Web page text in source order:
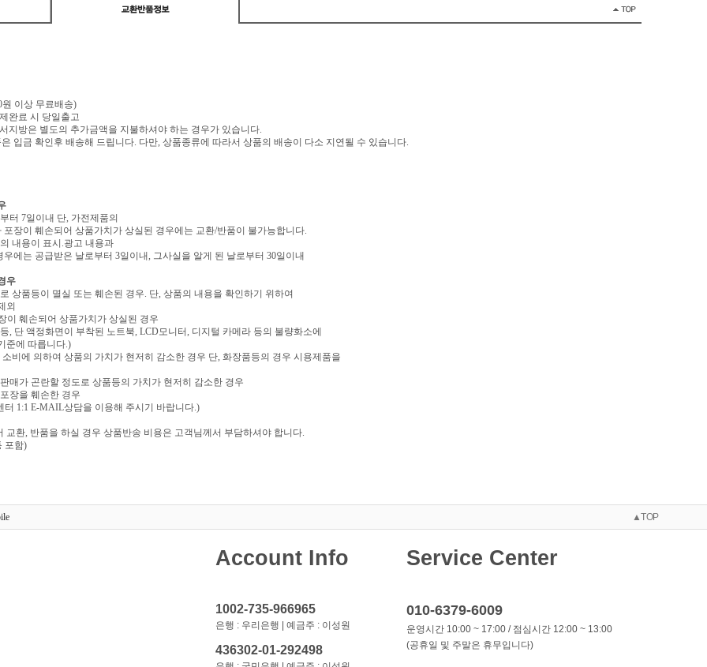
원 이상 무료배송)
완료 시 당일출고
지방은 별도의 추가금액을 지불하셔야 하는 경우가 있습니다.
입금 확인후 배송해 드립니다. 다만, 상품종류에 따라서 상품의 배송이 다소 지연될 수 있습니다.
터 7일이내 단, 가전제품의
장이 훼손되어 상품가치가 상실된 경우에는 교환/반품이 불가능합니다.
내용이 표시.광고 내용과
에는 공급받은 날로부터 3일이내, 그사실을 알게 된 날로부터 30일이내
우
상품등이 멸실 또는 훼손된 경우. 단, 상품의 내용을 확인하기 위하여
외
이 훼손되어 상품가치가 상실된 경우
, 단 액정화면이 부착된 노트북, LCD모니터, 디지털 카메라 등의 불량화소에
준에 따릅니다.)
비에 의하여 상품의 가치가 현저히 감소한 경우 단, 화장품등의 경우 시용제품을
매가 곤란할 정도로 상품등의 가치가 현저히 감소한 경우
장을 훼손한 경우
터 1:1 E-MAIL상담을 이용해 주시기 바랍니다.)
환, 반품을 하실 경우 상품반송 비용은 고객님께서 부담하셔야 합니다.
포함)
▲TOP
Account Info
1002-735-966965
은행 : 우리은행 | 예금주 : 이성원
436302-01-292498
Service Center
010-6379-6009
운영시간 10:00 ~ 17:00 / 점심시간 12:00 ~ 13:00
(공휴일 및 주말은 휴무입니다)